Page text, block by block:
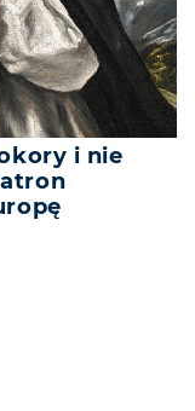
i nie